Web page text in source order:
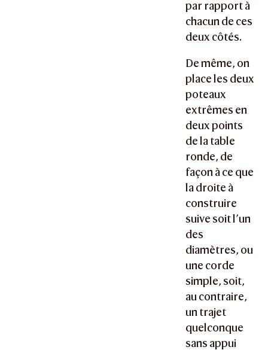
par rapport à
chacun de ces
deux côtés.
De même, on
place les deux
poteaux
extrêmes en
deux points
de la table
ronde, de
façon à ce que
la droite à
construire
suive soit l’un
des
diamètres, ou
une corde
simple, soit,
au contraire,
un trajet
quelconque
sans appui